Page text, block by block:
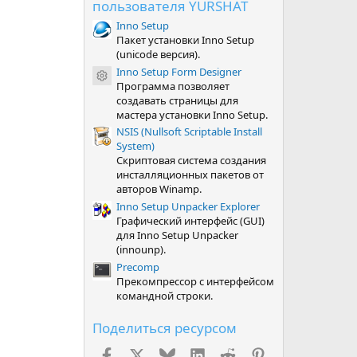
пользователя YURSHAT
Inno Setup
Пакет установки Inno Setup
(unicode версия).
Иконка ресурса
Inno Setup Form Designer
Программа позволяет
создавать страницы для
мастера установки Inno Setup.
NSIS (Nullsoft Scriptable Install
System)
Скриптовая система создания
инсталляционных пакетов от
авторов Winamp.
Inno Setup Unpacker Explorer
Графический интерфейс (GUI)
для Inno Setup Unpacker
(innounp).
Precomp
Прекомпрессор с интерфейсом
командной строки.
Поделиться ресурсом
FacebookX (Twitter)
Bluesky LinkedInReddit